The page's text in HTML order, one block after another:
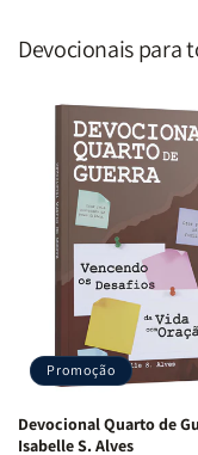
Devocionais para
Promoção
Devocional Quarto de
Isabelle S. Alves